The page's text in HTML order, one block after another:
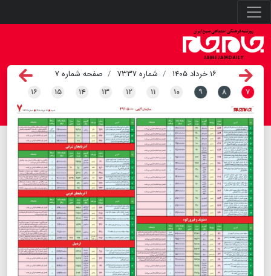
۱۶ خرداد ۱۴۰۵ شماره ۷۳۳۷
صفحه شماره ۷
۷ ۸ ۹ ۱۰ ۱۱ ۱۲ ۱۳ ۱۴ ۱۵ ۱۶